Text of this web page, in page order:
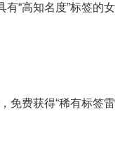
有“高知名度”标签的女
免费获得“稀有标签雷